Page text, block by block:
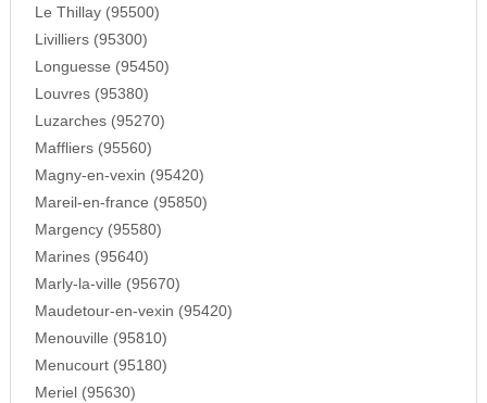
Le Thillay (95500)
Livilliers (95300)
Longuesse (95450)
Louvres (95380)
Luzarches (95270)
Maffliers (95560)
Magny-en-vexin (95420)
Mareil-en-france (95850)
Margency (95580)
Marines (95640)
Marly-la-ville (95670)
Maudetour-en-vexin (95420)
Menouville (95810)
Menucourt (95180)
Meriel (95630)